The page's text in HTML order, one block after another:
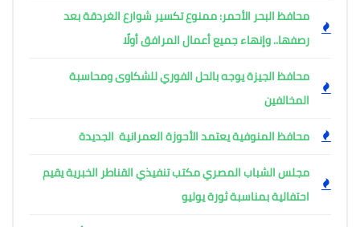
محافظ البحر الأحمر: ممنوع تكسير شوارع الغردقة بعد
رصفها.. وإنهاء جميع أعمال المرافق أولًا
محافظ الجيزة يوجه بالحل الفوري للشكاوى ومحاسبة
المخالفين
محافظ المنوفية يعتمد الأحوزة العمرانية الجديدة
مجلس الشباب المصري مكتب تنفيذي القناطر الخبرية يقيم
احتفالية بمناسبة ثورة يوليو